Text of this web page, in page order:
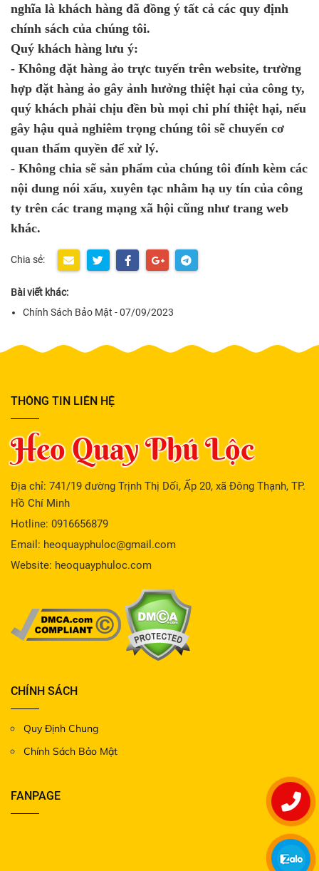
nghĩa là khách hàng đã đồng ý tất cả các quy định
chính sách của chúng tôi.
Quý khách hàng lưu ý:
- Không đặt hàng ảo trực tuyến trên website, trường
hợp đặt hàng ảo gây ảnh hưởng thiệt hại của công ty,
quý khách phải chịu đền bù mọi chi phí thiệt hại, nếu
gây hậu quả nghiêm trọng chúng tôi sẽ chuyển cơ
quan thẩm quyền để xử lý.
- Không chia sẽ sản phẩm của chúng tôi đính kèm các
nội dung nói xấu, xuyên tạc nhằm hạ uy tín của công
ty trên các trang mạng xã hội cũng như trang web
khác.
Chia sẻ:
Bài viết khác:
Chính Sách Bảo Mật - 07/09/2023
THÔNG TIN LIÊN HỆ
Heo Quay Phú Lộc
Địa chỉ: 741/19 đường Trịnh Thị Dối, Ấp 20, xã Đông Thạnh, TP.
Hồ Chí Minh
Hotline: 0916656879
Email: heoquayphuloc@gmail.com
Website: heoquayphuloc.com
CHÍNH SÁCH
Quy Định Chung
Chính Sách Bảo Mật
FANPAGE